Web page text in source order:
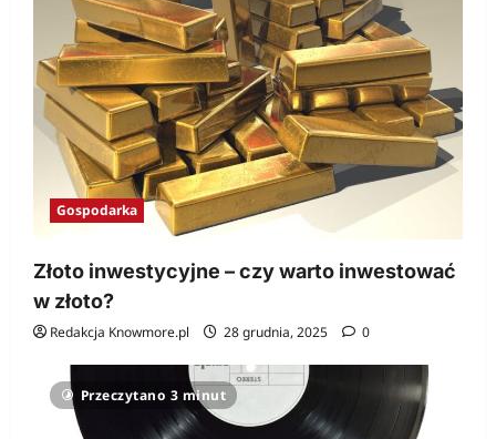
Gospodarka
Złoto inwestycyjne – czy warto inwestować
w złoto?
Redakcja Knowmore.pl 28 grudnia, 2025 0
Przeczytano 3 minut